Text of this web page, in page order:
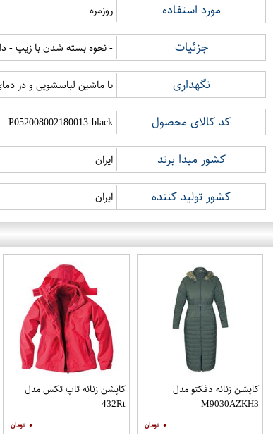
مورد استفاده روزمره
جزئیات - نحوه بسته شدن با زیپ - دارای کلاه با بند قابل تنظیم سایز - دارای 2
نگهداری با ماشین لباسشویی و در دمای حداکثر 30 درجه سانتی گراد شستشو شود با دمای متوسط اتوکشی شود خشکشویی نشود از خشک کن
کد کالای محصول P052008002180013-black
کشور مبدا برند ایران
کشور تولید کننده ایران
کاپشن زنانه دفکتو مدل
M9030AZKH3
۰
کاپشن زنانه تاپ تکس مدل
432Rt
۰